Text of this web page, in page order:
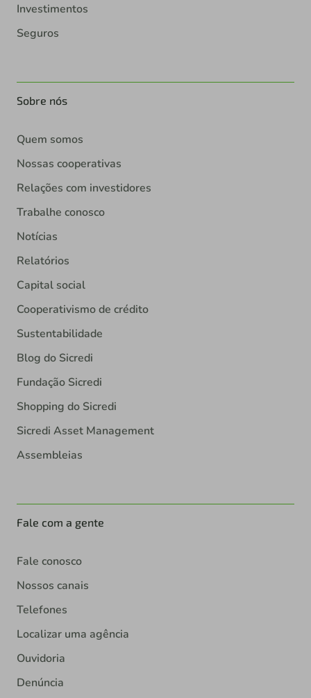
Investimentos
Seguros
Sobre nós
Quem somos
Nossas cooperativas
Relações com investidores
Trabalhe conosco
Notícias
Relatórios
Capital social
Cooperativismo de crédito
Sustentabilidade
Blog do Sicredi
Fundação Sicredi
Shopping do Sicredi
Sicredi Asset Management
Assembleias
Fale com a gente
Fale conosco
Nossos canais
Telefones
Localizar uma agência
Ouvidoria
Denúncia